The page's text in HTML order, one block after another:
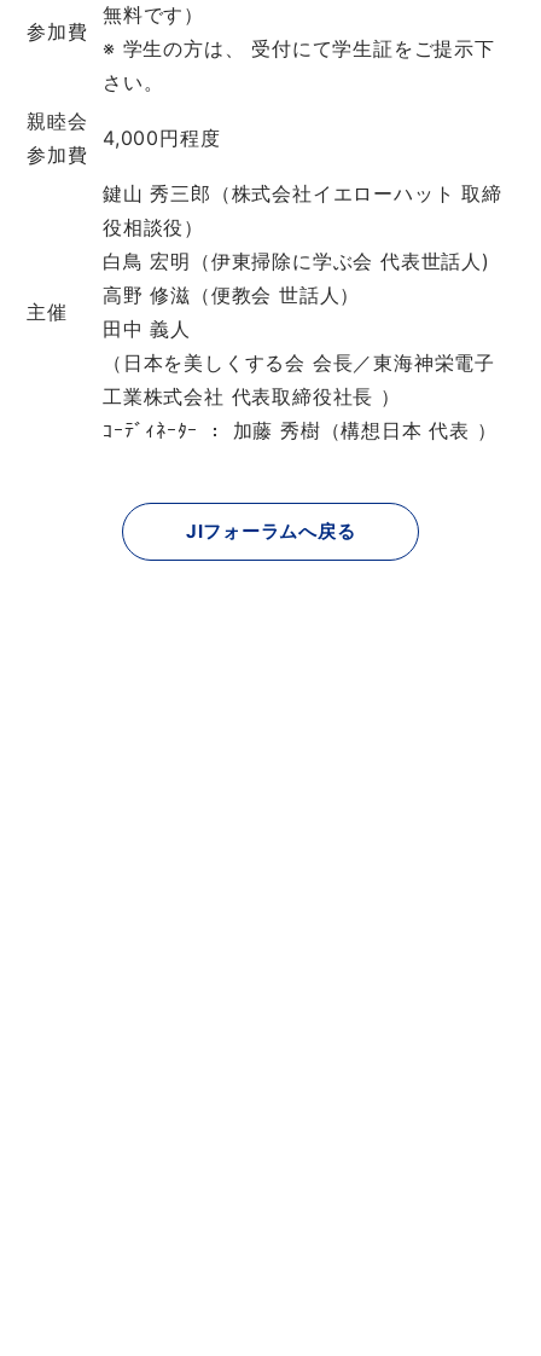
参加費
無料です）
※ 学生の方は、 受付にて学生証をご提示下
さい。
親睦会
参加費
4,000円程度
主催
鍵山 秀三郎（株式会社イエローハット 取締
役相談役）
白鳥 宏明（伊東掃除に学ぶ会 代表世話人)
高野 修滋（便教会 世話人）
田中 義人
（日本を美しくする会 会長／東海神栄電子
工業株式会社 代表取締役社長 ）
ｺｰﾃﾞｨﾈｰﾀｰ ： 加藤 秀樹（構想日本 代表 ）
JIフォーラムへ戻る